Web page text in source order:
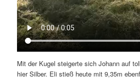
Mit der Kugel steigerte sich Johann auf
hier Silber. Eli stieß heute mit 9,35m